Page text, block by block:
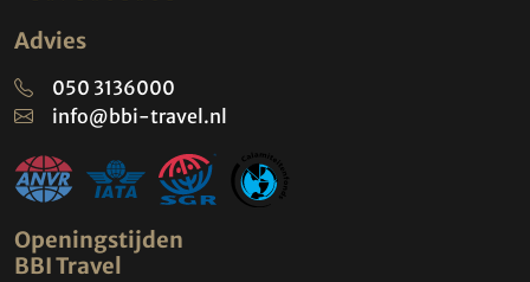
Advies
050 3136000
info@bbi-travel.nl
Openingstijden
BBI Travel